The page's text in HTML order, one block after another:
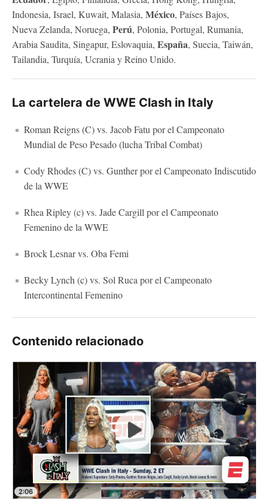
Indonesia, Israel, Kuwait, Malasia, México, Países Bajos,
Nueva Zelanda, Noruega, Perú, Polonia, Portugal, Rumania,
Arabia Saudita, Singapur, Eslovaquia, España, Suecia, Taiwán,
Tailandia, Turquía, Ucrania y Reino Unido.
La cartelera de WWE Clash in Italy
Roman Reigns (C) vs. Jacob Fatu por el Campeonato
Mundial de Peso Pesado (lucha Tribal Combat)
Cody Rhodes (C) vs. Gunther por el Campeonato Indiscutido
de la WWE
Rhea Ripley (c) vs. Jade Cargill por el Campeonato
Femenino de la WWE
Brock Lesnar vs. Oba Femi
Becky Lynch (c) vs. Sol Ruca por el Campeonato
Intercontinental Femenino
Contenido relacionado
2:06